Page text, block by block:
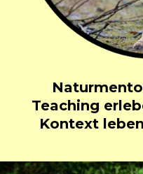
Teaching
Kontext